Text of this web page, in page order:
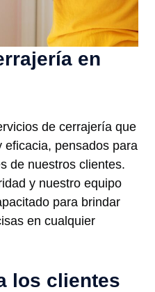
en
de cerrajería que
eficacia, pensados para
de nuestros clientes.
y nuestro equipo
para brindar
en cualquier
los clientes